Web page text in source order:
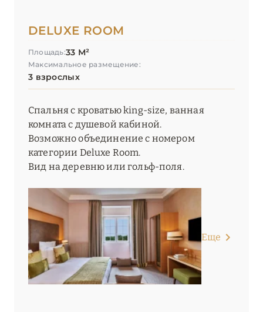
DELUXE ROOM
Площадь:33 М²
Максимальное размещение:
3 взрослых
Спальня с кроватью king-size, ванная
комната с душевой кабиной.
Возможно объединение с номером
категории Deluxe Room.
Вид на деревню или гольф-поля.
Еще